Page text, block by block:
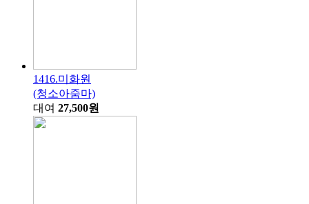
1416.미화원
(청소아줌마)
대여 27,500원